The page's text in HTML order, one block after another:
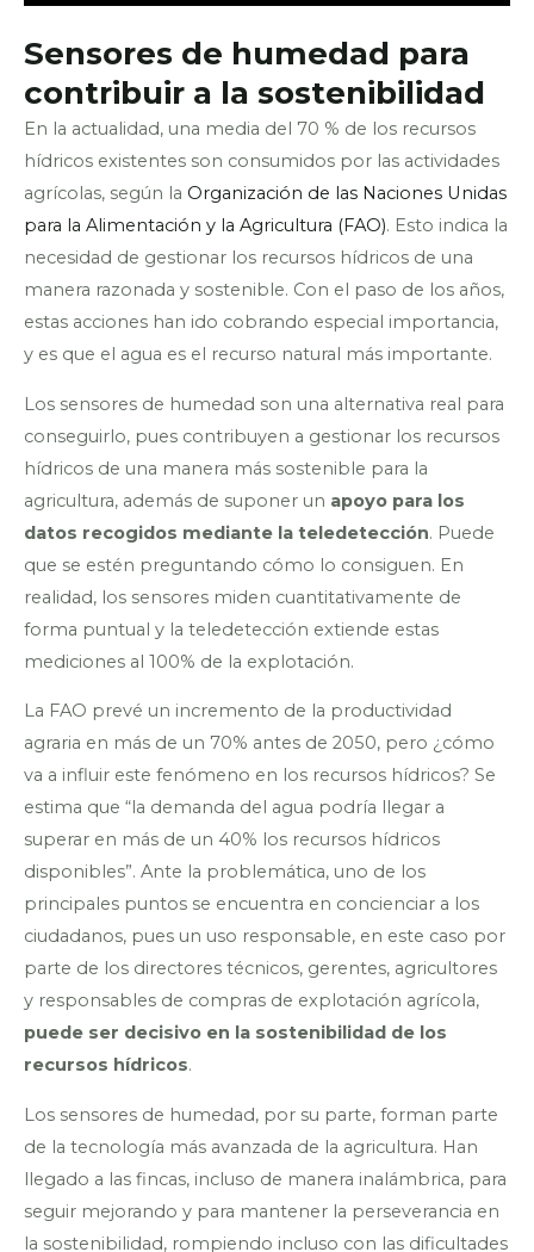
Sensores de humedad para
contribuir a la sostenibilidad
En la actualidad, una media del 70 % de los recursos
hídricos existentes son consumidos por las actividades
agrícolas, según la Organización de las Naciones Unidas
para la Alimentación y la Agricultura (FAO). Esto indica la
necesidad de gestionar los recursos hídricos de una
manera razonada y sostenible. Con el paso de los años,
estas acciones han ido cobrando especial importancia,
y es que el agua es el recurso natural más importante.
Los sensores de humedad son una alternativa real para
conseguirlo, pues contribuyen a gestionar los recursos
hídricos de una manera más sostenible para la
agricultura, además de suponer un apoyo para los
datos recogidos mediante la teledetección. Puede
que se estén preguntando cómo lo consiguen. En
realidad, los sensores miden cuantitativamente de
forma puntual y la teledetección extiende estas
mediciones al 100% de la explotación.
La FAO prevé un incremento de la productividad
agraria en más de un 70% antes de 2050, pero ¿cómo
va a influir este fenómeno en los recursos hídricos? Se
estima que “la demanda del agua podría llegar a
superar en más de un 40% los recursos hídricos
disponibles”. Ante la problemática, uno de los
principales puntos se encuentra en concienciar a los
ciudadanos, pues un uso responsable, en este caso por
parte de los directores técnicos, gerentes, agricultores
y responsables de compras de explotación agrícola,
puede ser decisivo en la sostenibilidad de los
recursos hídricos.
Los sensores de humedad, por su parte, forman parte
de la tecnología más avanzada de la agricultura. Han
llegado a las fincas, incluso de manera inalámbrica, para
seguir mejorando y para mantener la perseverancia en
la sostenibilidad, rompiendo incluso con las dificultades